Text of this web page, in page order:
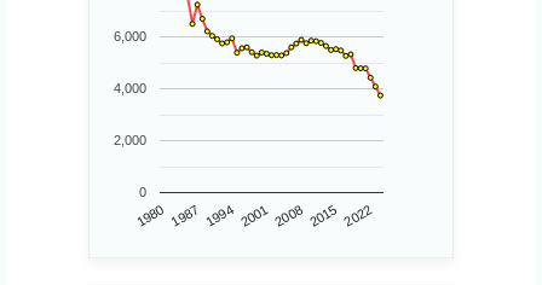
1980 1987 1994 2001 2008 2015 2022
0
2,000
4,000
6,000